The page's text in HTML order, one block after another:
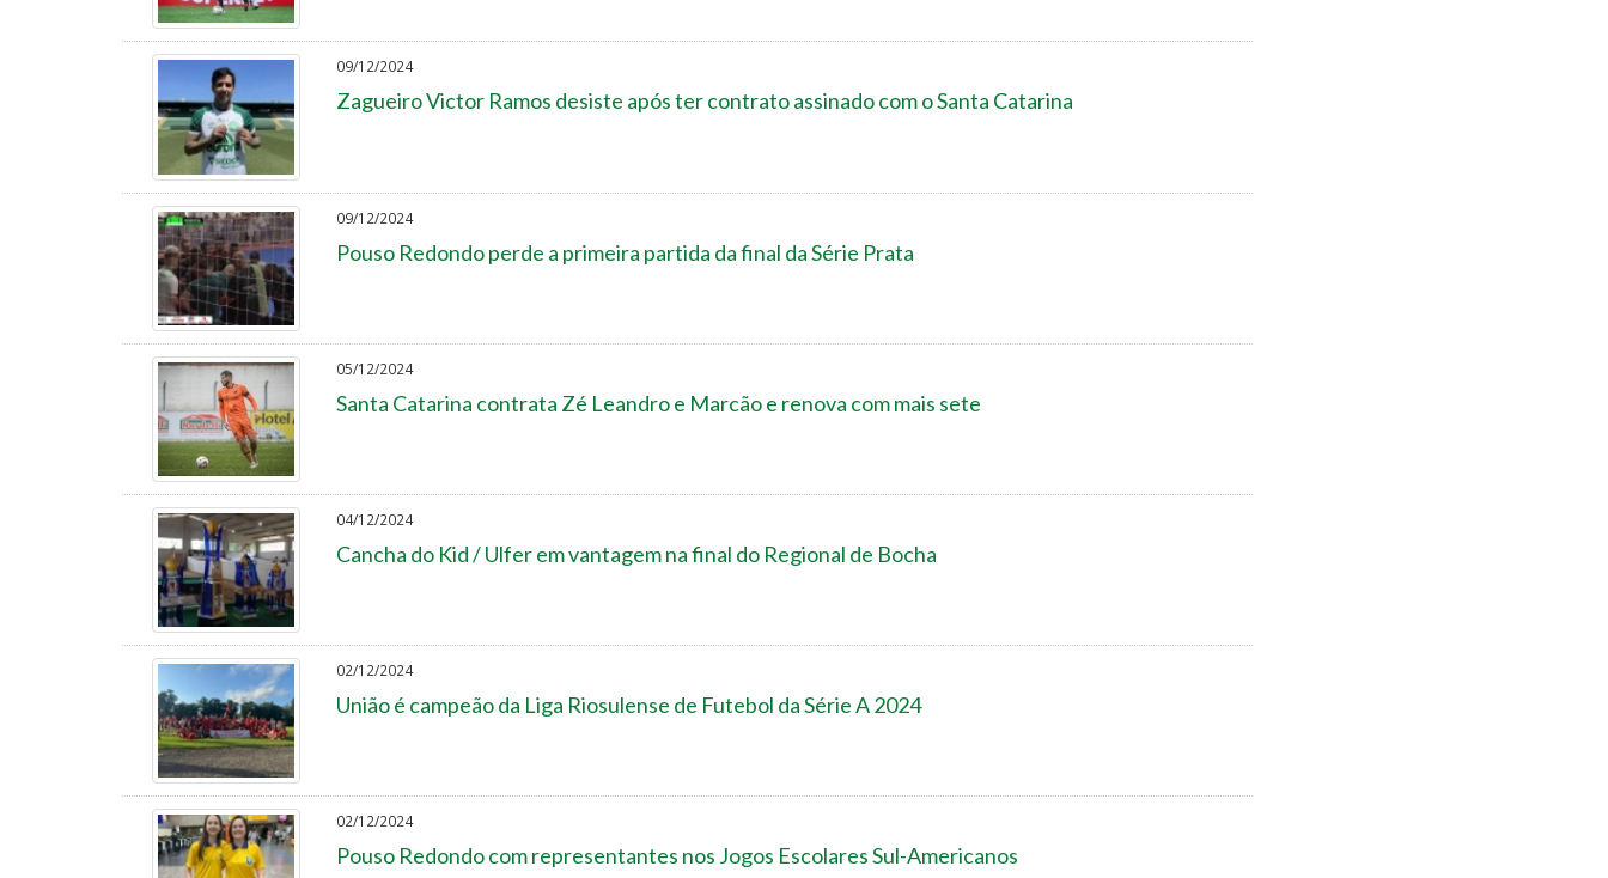
09/12/2024
Zagueiro Victor Ramos desiste após ter contrato assinado com o Santa Catarina
09/12/2024
Pouso Redondo perde a primeira partida da final da Série Prata
05/12/2024
Santa Catarina contrata Zé Leandro e Marcão e renova com mais sete
04/12/2024
Cancha do Kid / Ulfer em vantagem na final do Regional de Bocha
02/12/2024
União é campeão da Liga Riosulense de Futebol da Série A 2024
02/12/2024
Pouso Redondo com representantes nos Jogos Escolares Sul-Americanos